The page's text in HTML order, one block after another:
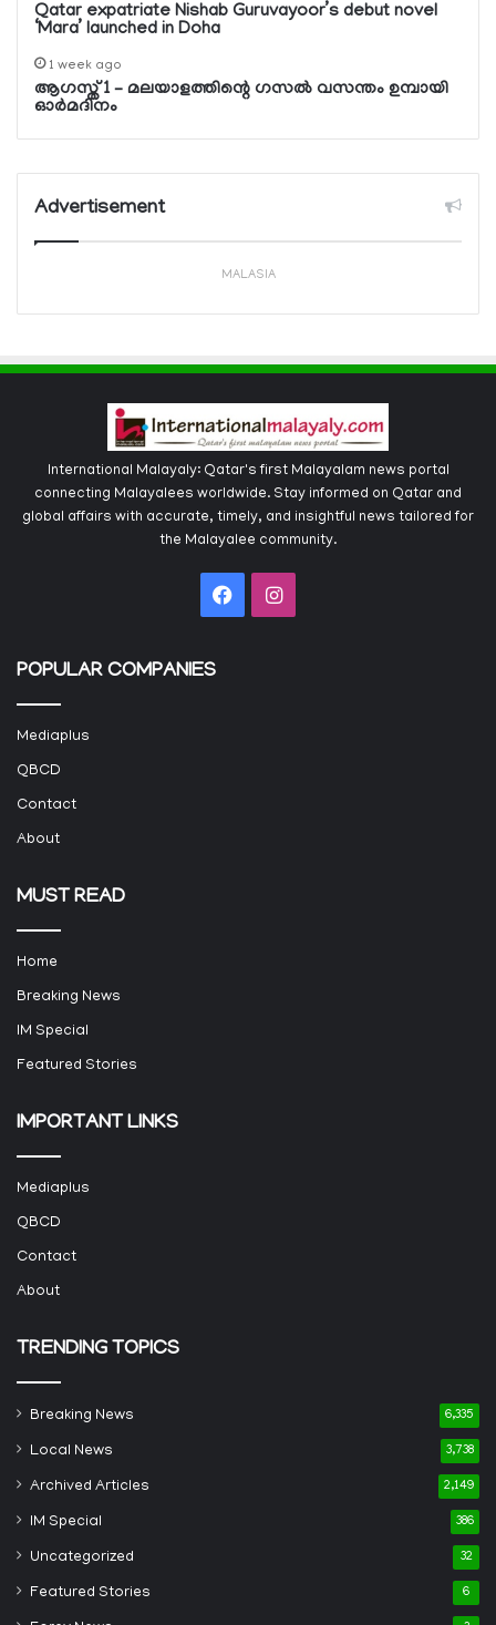
Qatar expatriate Nishab Guruvayoor’s debut novel
‘Mara’ launched in Doha
1 week ago
ആഗസ്ത് 1 – മലയാളത്തിന്റെ ഗസല്‍ വസന്തം ഉമ്പായി
ഓര്‍മദിനം
Advertisement
MALASIA
International Malayaly: Qatar's first Malayalam news portal
connecting Malayalees worldwide. Stay informed on Qatar and
global affairs with accurate, timely, and insightful news tailored for
the Malayalee community.
FacebookInstagram
POPULAR COMPANIES
Mediaplus
QBCD
Contact
About
MUST READ
Home
Breaking News
IM Special
Featured Stories
IMPORTANT LINKS
Mediaplus
QBCD
Contact
About
TRENDING TOPICS
Breaking News 6,335
Local News 3,738
Archived Articles 2,149
IM Special 386
Uncategorized 32
Featured Stories 6